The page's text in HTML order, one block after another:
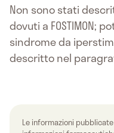
Non sono stati
dovuti a FOSTIMON;
sindrome da
descritto nel
Le informazioni